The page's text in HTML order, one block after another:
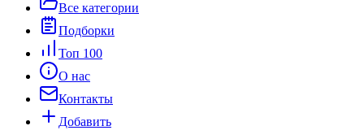
Все категории
Подборки
Топ 100
О нас
Контакты
Добавить